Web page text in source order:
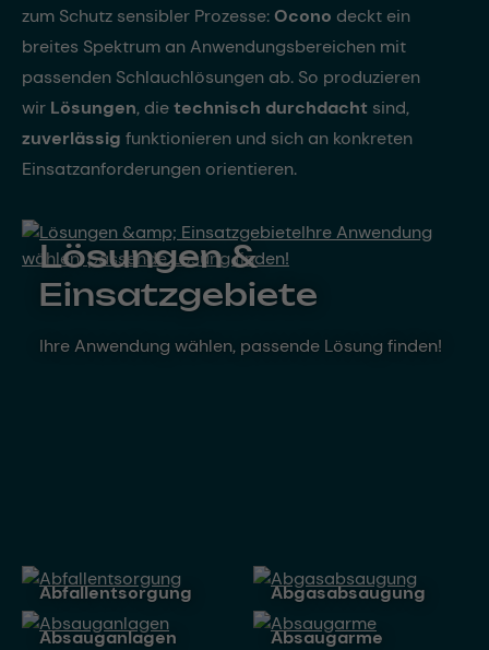
zum Schutz sensibler Prozesse:Ocono deckt ein
breites Spektrum an Anwendungsbereichen mit
passenden Schlauchlösungen ab. So produzieren
wir Lösungen, dietechnisch durchdacht sind,
zuverlässig funktionieren und sich an konkreten
Einsatzanforderungen orientieren.
Lösungen &
Einsatzgebiete
Ihre Anwendung wählen, passende Lösung finden!
Abfallentsorgung
Abgasabsaugung
Absauganlagen
Absaugarme